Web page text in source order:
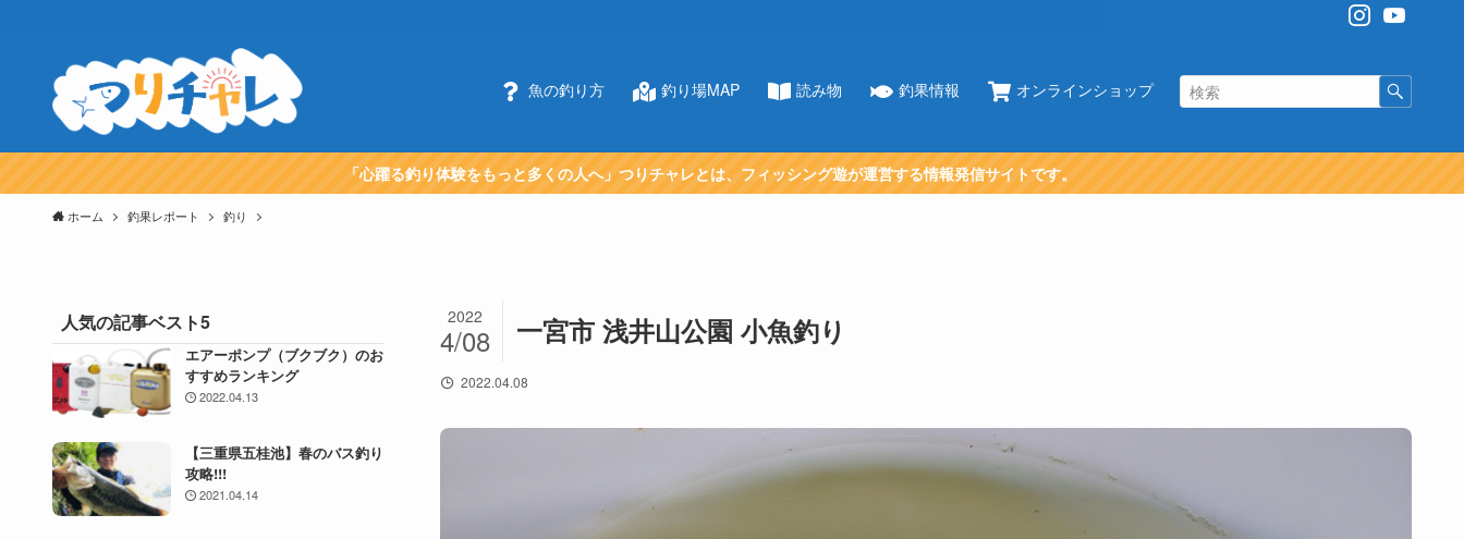
魚の釣り方 釣り場MAP 読み物 釣果情報 オンラインショップ
「心躍る釣り体験をもっと多くの人へ」つりチャレとは、フィッシング遊が運営する情報発信サイトです。
ホーム 釣果レポート 釣り
一宮市 浅井山公園 小魚釣り
2022
4/08
2022.04.08
人気の記事ベスト5
エアーポンプ（ブクブク）のお
すすめランキング
2022.04.13
【三重県五桂池】春のバス釣り
攻略!!!
2021.04.14